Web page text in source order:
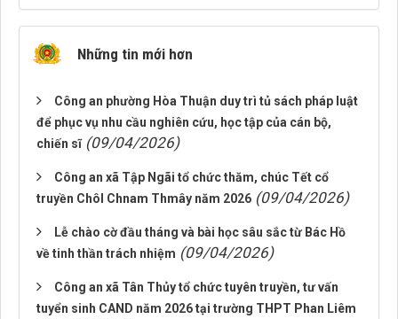
Những tin mới hơn
Công an phường Hòa Thuận duy trì tủ sách pháp luật
để phục vụ nhu cầu nghiên cứu, học tập của cán bộ,
chiến sĩ (09/04/2026)
Công an xã Tập Ngãi tổ chức thăm, chúc Tết cổ
truyền Chôl Chnam Thmây năm 2026 (09/04/2026)
Lễ chào cờ đầu tháng và bài học sâu sắc từ Bác Hồ
về tinh thần trách nhiệm (09/04/2026)
Công an xã Tân Thủy tổ chức tuyên truyền, tư vấn
tuyển sinh CAND năm 2026 tại trường THPT Phan Liêm